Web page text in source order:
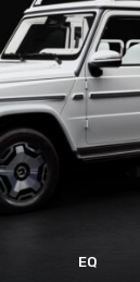
EQ